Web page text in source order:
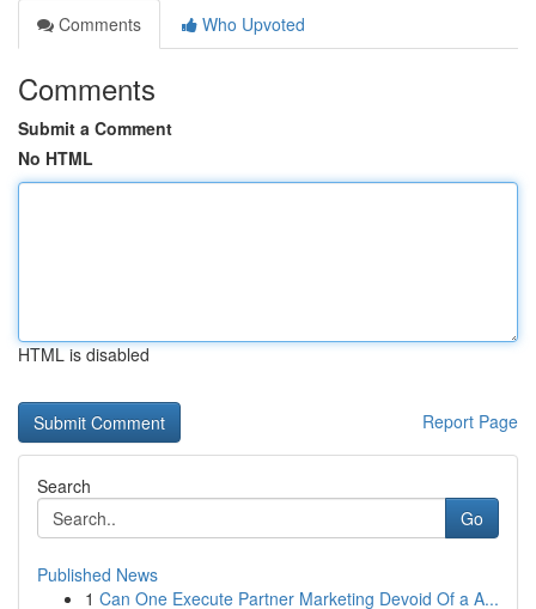
Comments
Who Upvoted
Comments
Submit a Comment
No HTML
HTML is disabled
Report Page
Search
Go
Published News
1 Can One Execute Partner Marketing Devoid Of a A...